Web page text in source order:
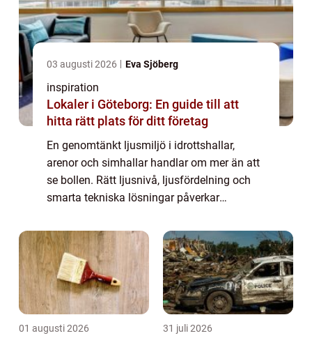
03 augusti 2026 Eva Sjöberg
inspiration
Lokaler i Göteborg: En guide till att
hitta rätt plats för ditt företag
En genomtänkt ljusmiljö i idrottshallar,
arenor och simhallar handlar om mer än att
se bollen. Rätt ljusnivå, ljusfördelning och
smarta tekniska lösningar påverkar
energiförbrukningen och hur ofta personalen
behöver lägga...
01 augusti 2026 31 juli 2026